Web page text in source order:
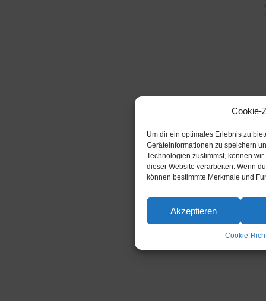
Cookie-
Um dir ein optimales Erlebnis zu
Geräteinformationen zu speichern
Technologien zustimmst, können
dieser Website verarbeiten. Wenn
können bestimmte Merkmale und
Akzeptieren
Cookie-